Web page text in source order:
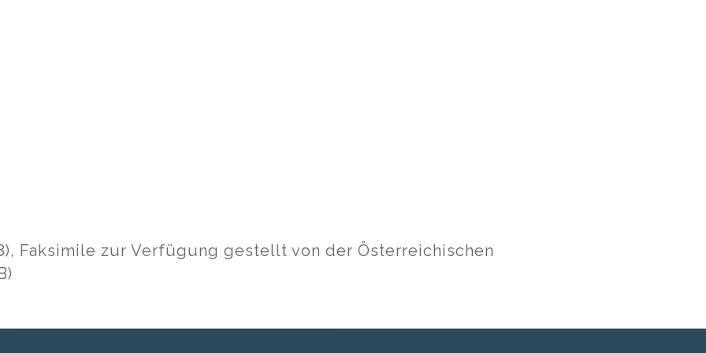
Faksimile zur Verfügung gestellt von der Österreichischen